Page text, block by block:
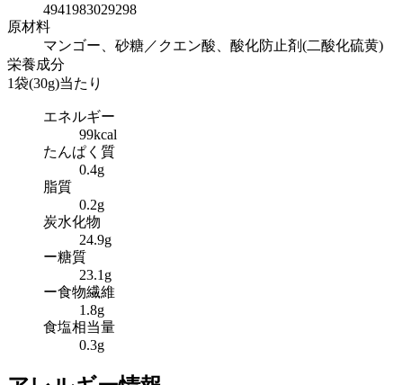
4941983029298
原材料
マンゴー、砂糖／クエン酸、酸化防止剤(二酸化硫黄)
栄養成分
1袋(30g)当たり
エネルギー
99kcal
たんぱく質
0.4g
脂質
0.2g
炭水化物
24.9g
ー糖質
23.1g
ー食物繊維
1.8g
食塩相当量
0.3g